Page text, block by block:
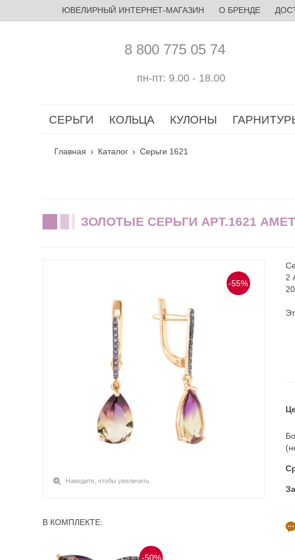
ЮВЕЛИРНЫЙ ИНТЕРНЕТ-МАГАЗИН О БРЕНДЕ
8 800 775 05 74
пн-пт: 9.00 - 18.00
СЕРЬГИ КОЛЬЦА КУЛОНЫ
Главная Каталог Серьги 1621
ЗОЛОТЫЕ СЕРЬГИ АРТ.1621
-55%
Наведите, чтобы увеличить
В КОМПЛЕКТЕ:
-50%
2